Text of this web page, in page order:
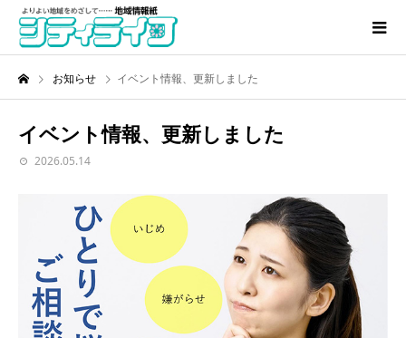
お知らせ イベント情報、更新しました
イベント情報、更新しました
2026.05.14